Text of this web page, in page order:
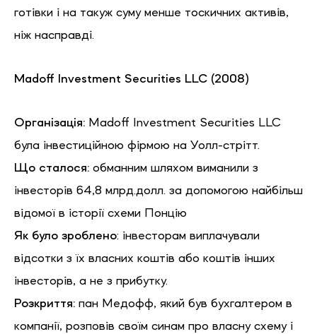
готівки і на такуж суму менше тоскичних активів,
ніж насправді.
Madoff Investment Securities LLC (2008)
Організація: Madoff Investment Securities LLC
була інвестиційною фірмою на Уолл-стрітт.
Що сталося: обманним шляхом виманили з
інвесторів 64,8 млрд.долл. за допомогою найбільш
відомої в історії схеми Понцію
Як було зроблено: інвесторам виплачували
відсотки з їх власних коштів або коштів інших
інвесторів, а не з прибутку.
Розкриття: пан Медофф, який був бухгалтером в
компанії, розповів своїм синам про власну схему і